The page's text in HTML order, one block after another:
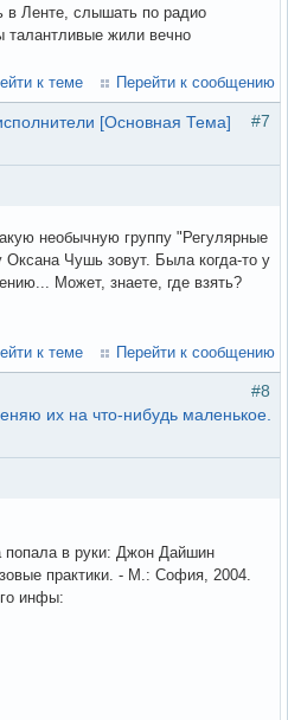
в Ленте, слышать по радио
талантливые жили вечно
к теме Перейти к сообщению
#7
[Основная Тема]
необычную группу "Регулярные
Оксана Чушь зовут. Была когда-то у
Может, знаете, где взять?
к теме Перейти к сообщению
#8
их на что-нибудь маленькое.
попала в руки: Джон Дайшин
практики. - М.: София, 2004.
инфы: